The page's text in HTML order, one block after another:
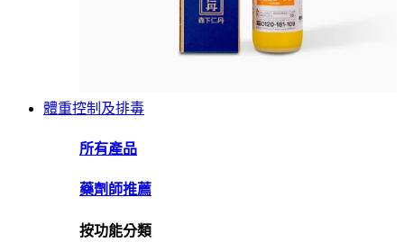
體重控制及排毒
所有產品
藥劑師推薦
按功能分類